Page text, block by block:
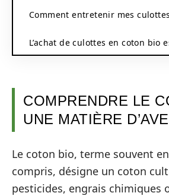
Comment entretenir mes
L’achat de culottes en coton bio
COMPRENDRE LE
UNE MATIÈRE
Le coton bio, terme souvent
compris, désigne un coton
pesticides, engrais chimiques